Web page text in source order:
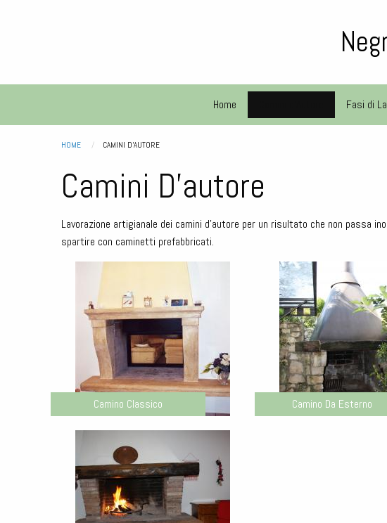
de
piere
navigation
Home Fasi di
Briciole di pane
HOME CURRENT:
CAMINI D'AUTORE
Camini D'autore
Lavorazione artigianale dei camini d'autore per un risultato che non passa
spartire con caminetti prefabbricati.
Camino Classico Camino Da Esterno